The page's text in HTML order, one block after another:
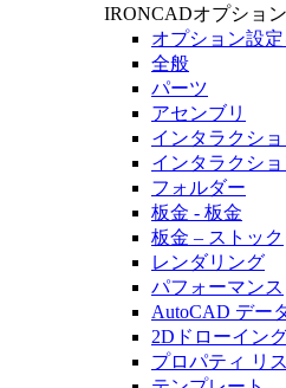
IRONCADオプショ
オプション設定
全般
パーツ
アセンブリ
インタラクシ
インタラクシ
フォルダー
板金 - 板金
板金 – ストック
レンダリング
パフォーマンス
AutoCAD デー
2Dドローイン
プロパティ リ